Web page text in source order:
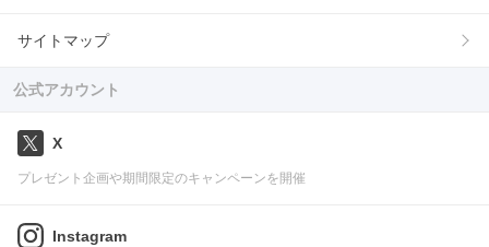
サイトマップ
公式アカウント
X
プレゼント企画や期間限定のキャンペーンを開催
Instagram